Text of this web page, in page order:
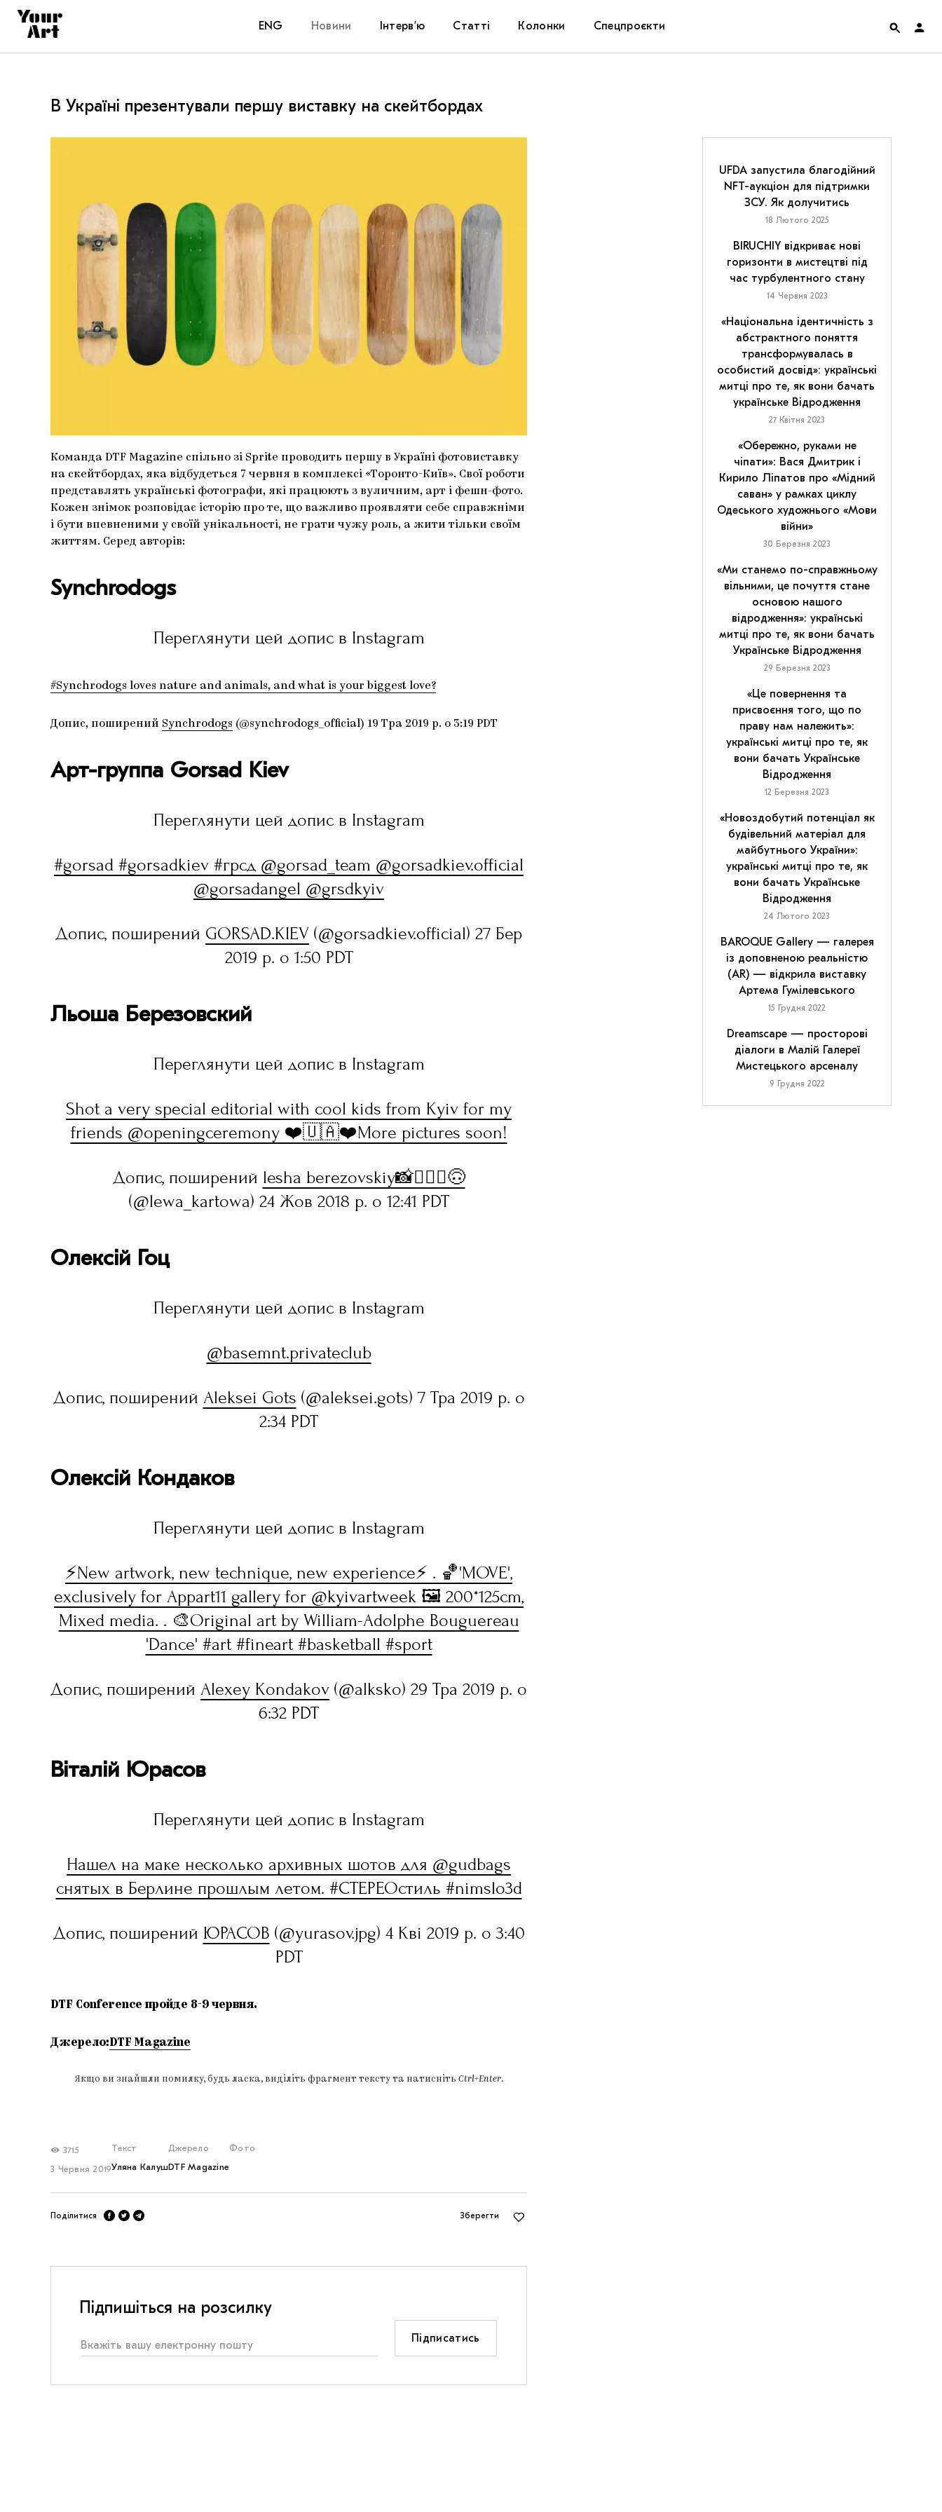
ENG Новини Інтерв’ю Статті Колонки Спецпроєкти
В Україні презентували першу виставку на скейтбордах
Команда DTF Magazine спільно зі Sprite проводить першу в Україні фотовиставку
на скейтбордах, яка відбудеться 7 червня в комплексі «Торонто-Київ». Свої роботи
представлять українські фотографи, які працюють з вуличним, арт і фешн-фото.
Кожен знімок розповідає історію про те, що важливо проявляти себе справжніми
і бути впевненими у своїй унікальності, не грати чужу роль, а жити тільки своїм
життям. Серед авторів:
Synchrodogs
Переглянути цей допис в Instagram
#Synchrodogs loves nature and animals, and what is your biggest love?
Допис, поширений Synchrodogs (@synchrodogs_official) 19 Тра 2019 р. о 3:19 PDT
Арт-группа Gorsad Kiev
Переглянути цей допис в Instagram
#gorsad #gorsadkiev #грсд @gorsad_team @gorsadkiev.official
@gorsadangel @grsdkyiv
Допис, поширений GORSAD.KIEV (@gorsadkiev.official) 27 Бер
2019 р. о 1:50 PDT
Льоша Березовский
Переглянути цей допис в Instagram
Shot a very special editorial with cool kids from Kyiv for my
friends @openingceremony ❤️🇺🇦❤️More pictures soon!
Допис, поширений lesha berezovskiy📸🚵🏼‍♂️🙃
(@lewa_kartowa) 24 Жов 2018 р. о 12:41 PDT
Олексій Гоц
Переглянути цей допис в Instagram
@basemnt.privateclub
Допис, поширений Aleksei Gots (@aleksei.gots) 7 Тра 2019 р. о
2:34 PDT
Олексій Кондаков
Переглянути цей допис в Instagram
⚡New artwork, new technique, new experience⚡ . 🏀'MOVE',
exclusively for Appart11 gallery for @kyivartweek 🖼️ 200*125cm,
Mixed media. . 🎨Original art by William-Adolphe Bouguereau
'Dance' #art #fineart #basketball #sport
Допис, поширений Alexey Kondakov (@alksko) 29 Тра 2019 р. о
6:32 PDT
Віталій Юрасов
Переглянути цей допис в Instagram
Нашел на маке несколько архивных шотов для @gudbags
снятых в Берлине прошлым летом. #СТЕРЕОстиль #nimslo3d
Допис, поширений ЮРАСОВ (@yurasov.jpg) 4 Кві 2019 р. о 3:40
PDT
DTF Conference пройде 8-9 червня.
Джерело:DTF Magazine
Якщо ви знайшли помилку, будь ласка, виділіть фрагмент тексту та натисніть Ctrl+Enter.
3715
3 Червня 2019
Текст
Уляна Калуш
Джерело
DTF Magazine
Фото
Поділитися Зберегти
Підпишіться на розсилку
Підписатись
UFDA запустила благодійний
NFT-аукціон для підтримки
ЗСУ. Як долучитись
18 Лютого 2025
BIRUCHIY відкриває нові
горизонти в мистецтві під
час турбулентного стану
14 Червня 2023
«Національна ідентичність з
абстрактного поняття
трансформувалась в
особистий досвід»: українські
митці про те, як вони бачать
українське Відродження
27 Квітня 2023
«Обережно, руками не
чіпати»: Вася Дмитрик і
Кирило Ліпатов про «Мідний
саван» у рамках циклу
Одеського художнього «Мови
війни»
30 Березня 2023
«Ми станемо по-справжньому
вільними, це почуття стане
основою нашого
відродження»: українські
митці про те, як вони бачать
Українське Відродження
29 Березня 2023
«Це повернення та
присвоєння того, що по
праву нам належить»:
українські митці про те, як
вони бачать Українське
Відродження
12 Березня 2023
«Новоздобутий потенціал як
будівельний матеріал для
майбутнього України»:
українські митці про те, як
вони бачать Українське
Відродження
24 Лютого 2023
BAROQUE Gallery — галерея
із доповненою реальністю
(AR) — відкрила виставку
Артема Гумілевського
15 Грудня 2022
Dreamscape — просторові
діалоги в Малій Галереї
Мистецького арсеналу
9 Грудня 2022